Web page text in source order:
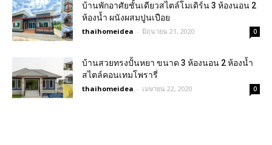
บ้านพักอาศัยชั้นเดียวสไตล์โมเดิร์น 3 ห้องนอน 2
ห้องน้ำ ผนังผสมปูนเปือย
thaihomeidea - มิถุนายน 21, 2020 0
บ้านสวยทรงปั้นหยา ขนาด 3 ห้องนอน 2 ห้องน้ำ
สไตล์คอนเทมโพรารี่
thaihomeidea - เมษายน 22, 2020 0